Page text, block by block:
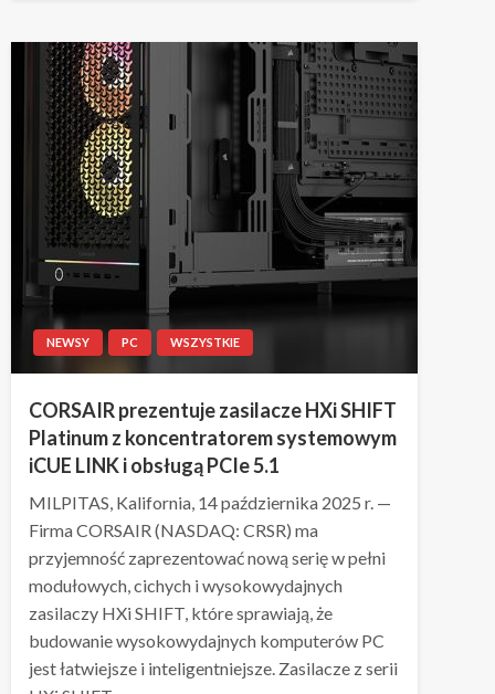
NEWSY PC WSZYSTKIE
CORSAIR prezentuje zasilacze HXi SHIFT
Platinum z koncentratorem systemowym
iCUE LINK i obsługą PCIe 5.1
MILPITAS, Kalifornia, 14 października 2025 r. —
Firma CORSAIR (NASDAQ: CRSR) ma
przyjemność zaprezentować nową serię w pełni
modułowych, cichych i wysokowydajnych
zasilaczy HXi SHIFT, które sprawiają, że
budowanie wysokowydajnych komputerów PC
jest łatwiejsze i inteligentniejsze. Zasilacze z serii